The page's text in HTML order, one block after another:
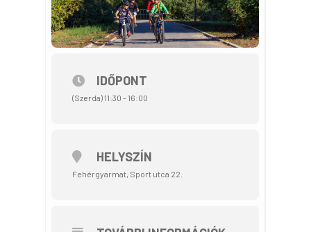
IDŐPONT
(Szerda) 11:30 - 16:00
HELYSZÍN
Fehérgyarmat, Sport utca 22.